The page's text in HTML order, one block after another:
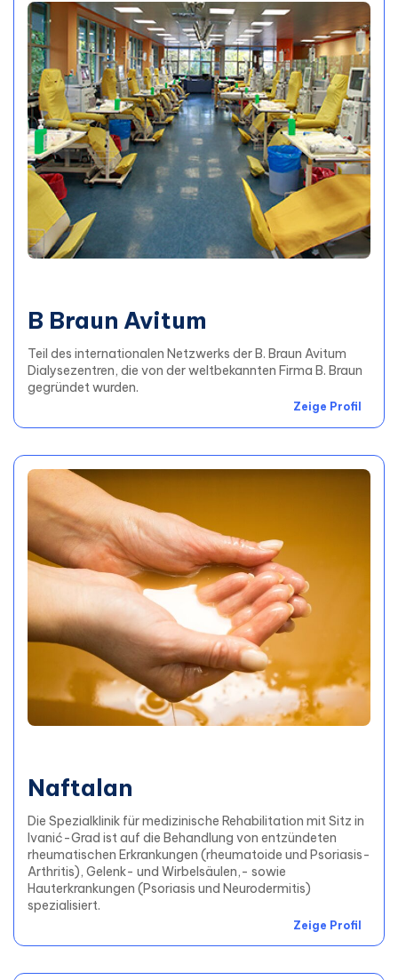
B Braun Avitum
Teil des internationalen Netzwerks der B. Braun Avitum
Dialysezentren, die von der weltbekannten Firma B. Braun
gegründet wurden.
Zeige Profil
Naftalan
Die Spezialklinik für medizinische Rehabilitation mit Sitz in
Ivanić-Grad ist auf die Behandlung von entzündeten
rheumatischen Erkrankungen (rheumatoide und Psoriasis-
Arthritis), Gelenk- und Wirbelsäulen,- sowie
Hauterkrankungen (Psoriasis und Neurodermitis)
spezialisiert.
Zeige Profil